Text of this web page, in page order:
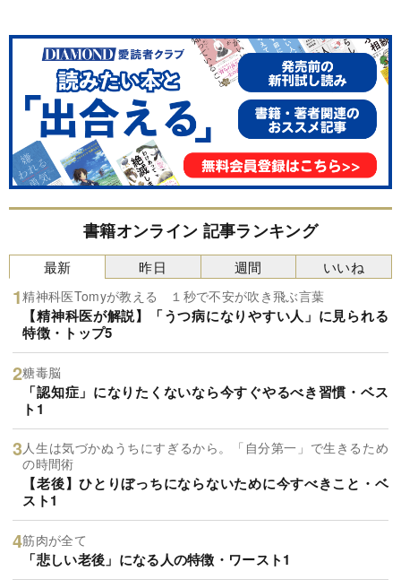
書籍オンライン 記事ランキング
最新
精神科医Tomyが教える １秒で不安が吹き飛ぶ言葉
【精神科医が解説】「うつ病になりやすい人」に見られる
特徴・トップ5
糖毒脳
「認知症」になりたくないなら今すぐやるべき習慣・ベス
ト1
人生は気づかぬうちにすぎるから。「自分第一」で生きるため
の時間術
【老後】ひとりぼっちにならないために今すべきこと・ベ
スト1
筋肉が全て
「悲しい老後」になる人の特徴・ワースト1
昨日 週間 いいね